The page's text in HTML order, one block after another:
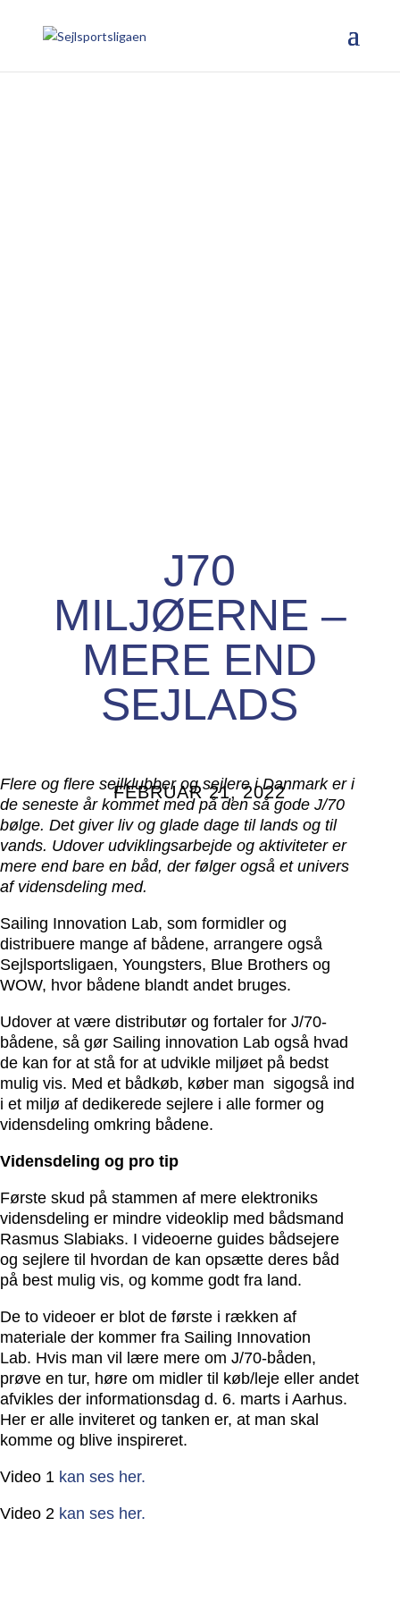
J70
MILJØERNE –
MERE END
SEJLADS
FEBRUAR 21, 2022
Flere og flere sejlklubber og sejlere i Danmark er i
de seneste år kommet med på den så gode J/70
bølge. Det giver liv og glade dage til lands og til
vands. Udover udviklingsarbejde og aktiviteter er
mere end bare en båd, der følger også et univers
af vidensdeling med.
Sailing Innovation Lab, som formidler og
distribuere mange af bådene, arrangere også
Sejlsportsligaen, Youngsters, Blue Brothers og
WOW, hvor bådene blandt andet bruges.
Udover at være distributør og fortaler for J/70-
bådene, så gør Sailing innovation Lab også hvad
de kan for at stå for at udvikle miljøet på bedst
mulig vis. Med et bådkøb, køber man sigogså ind
i et miljø af dedikerede sejlere i alle former og
vidensdeling omkring bådene.
Vidensdeling og pro tip
Første skud på stammen af mere elektroniks
vidensdeling er mindre videoklip med bådsmand
Rasmus Slabiaks. I videoerne guides bådsejere
og sejlere til hvordan de kan opsætte deres båd
på best mulig vis, og komme godt fra land.
De to videoer er blot de første i rækken af
materiale der kommer fra Sailing Innovation
Lab. Hvis man vil lære mere om J/70-båden,
prøve en tur, høre om midler til køb/leje eller andet
afvikles der informationsdag d. 6. marts i Aarhus.
Her er alle inviteret og tanken er, at man skal
komme og blive inspireret.
Video 1kan ses her.
Video 2 kan ses her.